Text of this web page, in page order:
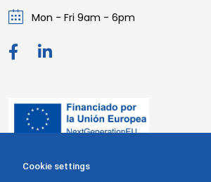
Mon - Fri 9am - 6pm
Cookie settings